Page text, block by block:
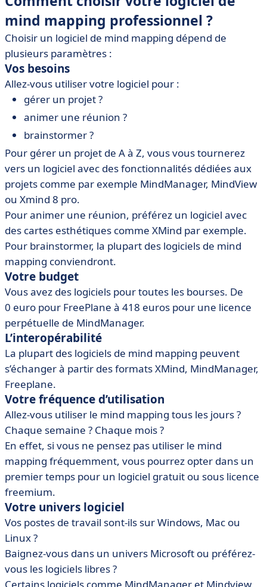
mind mapping professionnel ?
Choisir un logiciel de mind mapping dépend de
plusieurs paramètres :
Vos besoins
Allez-vous utiliser votre logiciel pour :
gérer un projet ?
animer une réunion ?
brainstormer ?
Pour gérer un projet de A à Z, vous vous tournerez
vers un logiciel avec des fonctionnalités dédiées aux
projets comme par exemple MindManager, MindView
ou Xmind 8 pro.
Pour animer une réunion, préférez un logiciel avec
des cartes esthétiques comme XMind par exemple.
Pour brainstormer, la plupart des logiciels de mind
mapping conviendront.
Votre budget
Vous avez des logiciels pour toutes les bourses. De
0 euro pour FreePlane à 418 euros pour une licence
perpétuelle de MindManager.
L’interopérabilité
La plupart des logiciels de mind mapping peuvent
s’échanger à partir des formats XMind, MindManager,
Freeplane.
Votre fréquence d’utilisation
Allez-vous utiliser le mind mapping tous les jours ?
Chaque semaine ? Chaque mois ?
En effet, si vous ne pensez pas utiliser le mind
mapping fréquemment, vous pourrez opter dans un
premier temps pour un logiciel gratuit ou sous licence
freemium.
Votre univers logiciel
Vos postes de travail sont-ils sur Windows, Mac ou
Linux ?
Baignez-vous dans un univers Microsoft ou préférez-
vous les logiciels libres ?